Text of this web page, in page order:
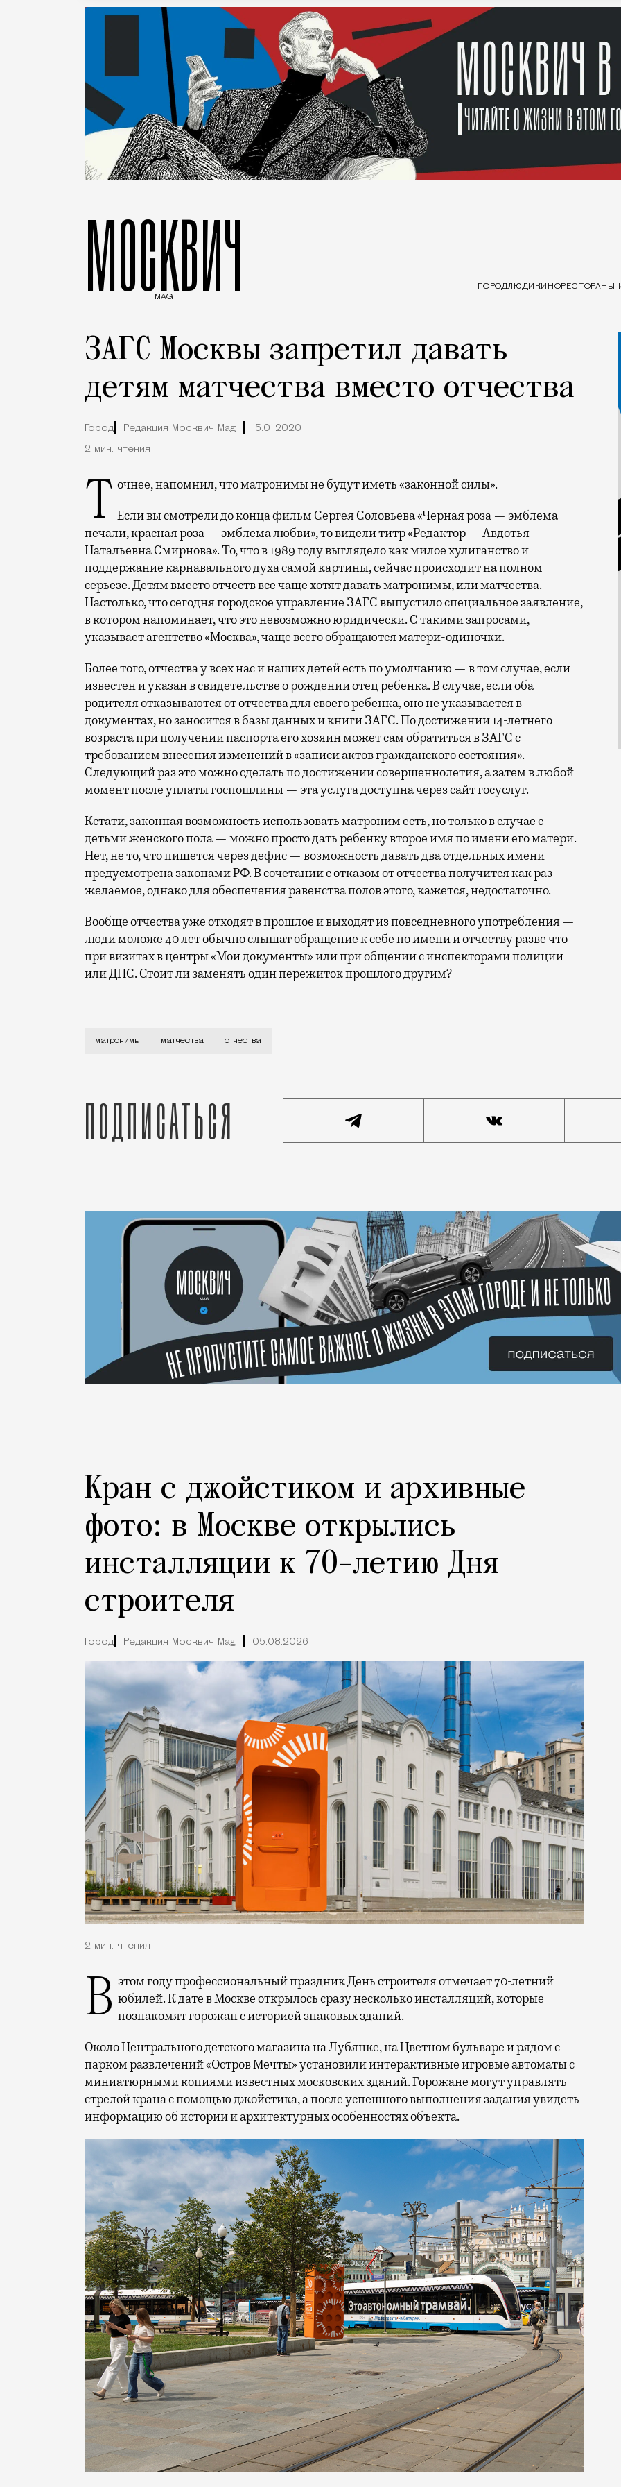
МОСКВИЧ
MAG
ГОРОДЛЮДИ КИНОРЕСТОРАНЫ
ЗАГС Москвы запретил давать
детям матчества вместо отчества
Город Редакция Москвич Mag 15.01.2020
2 мин. чтения
Точнее, напомнил, что матронимы не будут иметь «законной силы».
Если вы смотрели до конца фильм Сергея Соловьева «Черная роза — эмблема
печали, красная роза — эмблема любви», то видели титр «Редактор — Авдотья
Натальевна Смирнова». То, что в 1989 году выглядело как милое хулиганство и
поддержание карнавального духа самой картины, сейчас происходит на полном
серьезе. Детям вместо отчеств все чаще хотят давать матронимы, или матчества.
Настолько, что сегодня городское управление ЗАГС выпустило специальное заявление,
в котором напоминает, что это невозможно юридически. С такими запросами,
указывает агентство «Москва», чаще всего обращаются матери-одиночки.
Более того, отчества у всех нас и наших детей есть по умолчанию — в том случае, если
известен и указан в свидетельстве о рождении отец ребенка. В случае, если оба
родителя отказываются от отчества для своего ребенка, оно не указывается в
документах, но заносится в базы данных и книги ЗАГС. По достижении 14-летнего
возраста при получении паспорта его хозяин может сам обратиться в ЗАГС с
требованием внесения изменений в «записи актов гражданского состояния».
Следующий раз это можно сделать по достижении совершеннолетия, а затем в любой
момент после уплаты госпошлины — эта услуга доступна через сайт госуслуг.
Кстати, законная возможность использовать матроним есть, но только в случае с
детьми женского пола — можно просто дать ребенку второе имя по имени его матери.
Нет, не то, что пишется через дефис — возможность давать два отдельных имени
предусмотрена законами РФ. В сочетании с отказом от отчества получится как раз
желаемое, однако для обеспечения равенства полов этого, кажется, недостаточно.
Вообще отчества уже отходят в прошлое и выходят из повседневного употребления —
люди моложе 40 лет обычно слышат обращение к себе по имени и отчеству разве что
при визитах в центры «Мои документы» или при общении с инспекторами полиции
или ДПС. Стоит ли заменять один пережиток прошлого другим?
Точнее, напомнил, что матронимы не будут иметь «законной силы». Если вы смотрели до
матронимы матчества отчества
Подписаться
Кран с джойстиком и архивные
фото: в Москве открылись
инсталляции к 70-летию Дня
строителя
Город Редакция Москвич Mag 05.08.2026
2 мин. чтения
В этом году профессиональный праздник День строителя отмечает 70-летний юбилей. К дате в Москве открылось сразу несколько инсталляций, которые
познакомят горожан с историей знаковых зданий.
Около Центрального детского магазина на Лубянке, на Цветном бульваре и рядом с
парком развлечений «Остров Мечты» установили интерактивные игровые автоматы с
миниатюрными копиями известных московских зданий. Горожане могут управлять
стрелой крана с помощью джойстика, а после успешного выполнения задания увидеть
информацию об истории и архитектурных особенностях объекта.